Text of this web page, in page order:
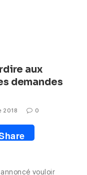
aux
demandes
2018 0
vouloir